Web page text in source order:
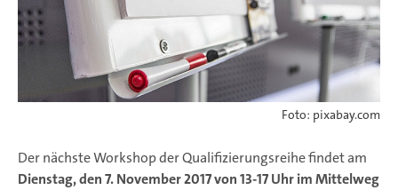
Foto: pixabay.com
Der nächste Workshop der Qualifizierungsreihe findet am
Dienstag, den 7. November 2017 von 13-17 Uhr im Mittelweg